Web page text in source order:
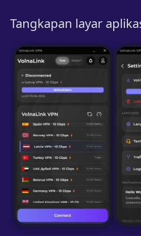
Tangkapan layar